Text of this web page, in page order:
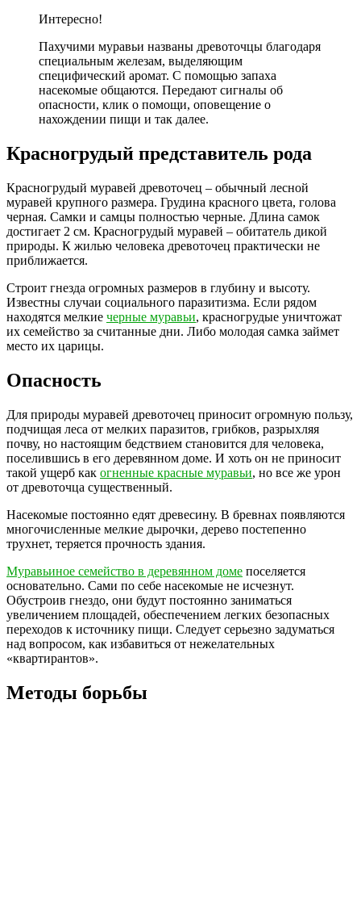
Интересно!
Пахучими муравьи названы древоточцы благодаря
специальным железам, выделяющим
специфический аромат. С помощью запаха
насекомые общаются. Передают сигналы об
опасности, клик о помощи, оповещение о
нахождении пищи и так далее.
Красногрудый представитель рода
Красногрудый муравей древоточец – обычный лесной
муравей крупного размера. Грудина красного цвета, голова
черная. Самки и самцы полностью черные. Длина самок
достигает 2 см. Красногрудый муравей – обитатель дикой
природы. К жилью человека древоточец практически не
приближается.
Строит гнезда огромных размеров в глубину и высоту.
Известны случаи социального паразитизма. Если рядом
находятся мелкие черные муравьи, красногрудые уничтожат
их семейство за считанные дни. Либо молодая самка займет
место их царицы.
Опасность
Для природы муравей древоточец приносит огромную пользу,
подчищая леса от мелких паразитов, грибков, разрыхляя
почву, но настоящим бедствием становится для человека,
поселившись в его деревянном доме. И хоть он не приносит
такой ущерб как огненные красные муравьи, но все же урон
от древоточца существенный.
Насекомые постоянно едят древесину. В бревнах появляются
многочисленные мелкие дырочки, дерево постепенно
трухнет, теряется прочность здания.
Муравьиное семейство в деревянном доме поселяется
основательно. Сами по себе насекомые не исчезнут.
Обустроив гнездо, они будут постоянно заниматься
увеличением площадей, обеспечением легких безопасных
переходов к источнику пищи. Следует серьезно задуматься
над вопросом, как избавиться от нежелательных
«квартирантов».
Методы борьбы